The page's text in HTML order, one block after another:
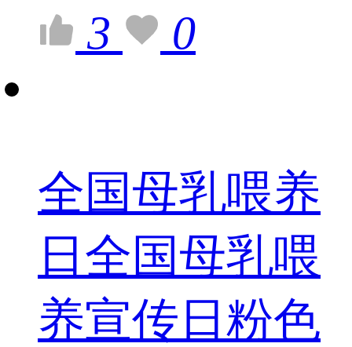
3 0
全国母乳喂养
日全国母乳喂
养宣传日粉色